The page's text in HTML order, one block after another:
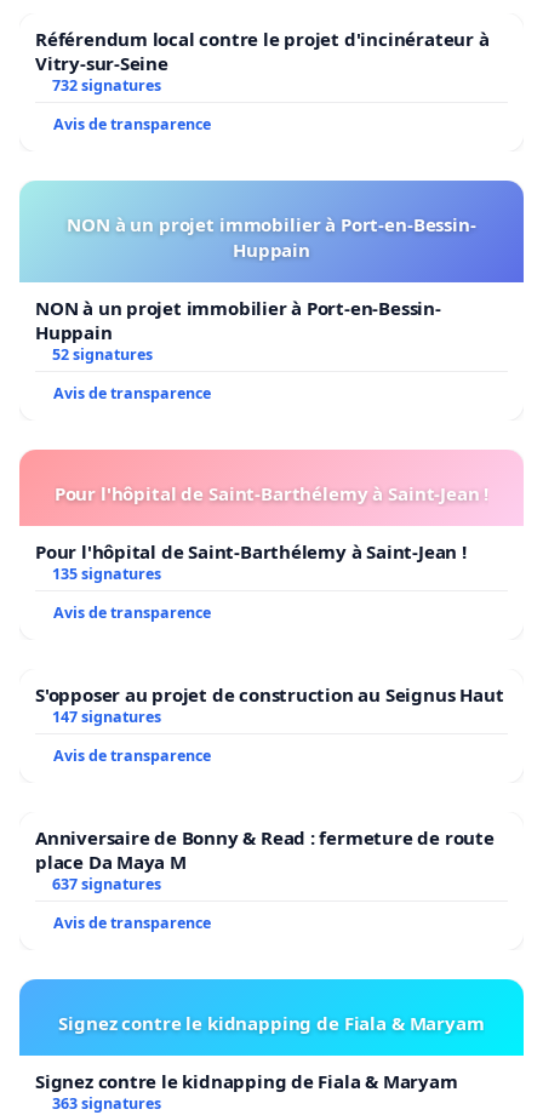
Référendum local contre le projet d'incinérateur à
Vitry-sur-Seine
732 signatures
Avis de transparence
NON à un projet immobilier à Port-en-Bessin-
Huppain
NON à un projet immobilier à Port-en-Bessin-
Huppain
52 signatures
Avis de transparence
Pour l'hôpital de Saint-Barthélemy à Saint-Jean !
Pour l'hôpital de Saint-Barthélemy à Saint-Jean !
135 signatures
Avis de transparence
S'opposer au projet de construction au Seignus Haut
147 signatures
Avis de transparence
Anniversaire de Bonny & Read : fermeture de route
place Da Maya M
637 signatures
Avis de transparence
Signez contre le kidnapping de Fiala & Maryam
Signez contre le kidnapping de Fiala & Maryam
363 signatures